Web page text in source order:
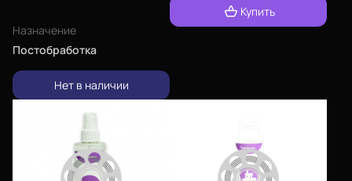
Назначение
Постобработка
Нет в наличии
Купить